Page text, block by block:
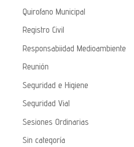
Quirofano Municipal
Registro Civil
Responsabiidad Medioambiente
Reunión
Seguridad e Higiene
Seguridad Vial
Sesiones Ordinarias
Sin categoría